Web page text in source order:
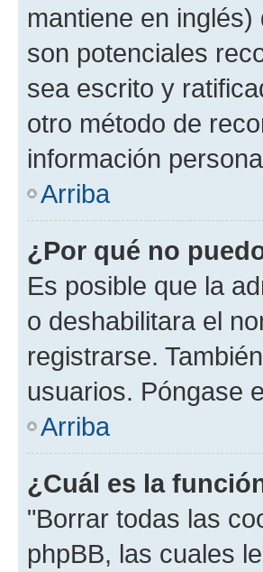
mantiene en
son potenciales
sea escrito y
otro método de
información
Arriba
¿Por qué no
Es posible que la
o deshabilitara el
registrarse.
usuarios. Póngase
Arriba
¿Cuál es la
"Borrar todas las
phpBB, las cuales